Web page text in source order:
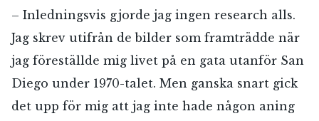
– Inledningsvis gjorde jag ingen research alls.
Jag skrev utifrån de bilder som framträdde när
jag föreställde mig livet på en gata utanför San
Diego under 1970-talet. Men ganska snart gick
det upp för mig att jag inte hade någon aning